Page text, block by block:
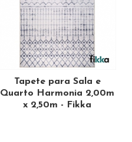
Tapete para Sala e
Quarto Harmonia 2,00m
x 2,50m - Fikka